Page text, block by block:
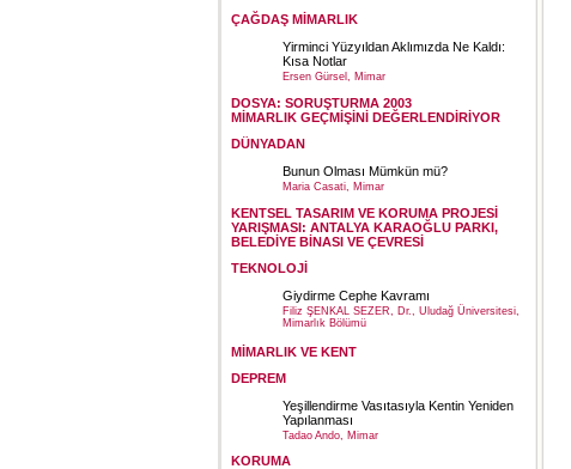
ÇAĞDAŞ MİMARLIK
Yirminci Yüzyıldan Aklımızda Ne Kaldı:
Kısa Notlar
Ersen Gürsel, Mimar
DOSYA: SORUŞTURMA 2003
MİMARLIK GEÇMİŞİNİ DEĞERLENDİRİYOR
DÜNYADAN
Bunun Olması Mümkün mü?
Maria Casati, Mimar
KENTSEL TASARIM VE KORUMA PROJESİ
YARIŞMASI: ANTALYA KARAOĞLU PARKI,
BELEDİYE BİNASI VE ÇEVRESİ
TEKNOLOJİ
Giydirme Cephe Kavramı
Filiz ŞENKAL SEZER, Dr., Uludağ Üniversitesi,
Mimarlık Bölümü
MİMARLIK VE KENT
DEPREM
Yeşillendirme Vasıtasıyla Kentin Yeniden
Yapılanması
Tadao Ando, Mimar
KORUMA